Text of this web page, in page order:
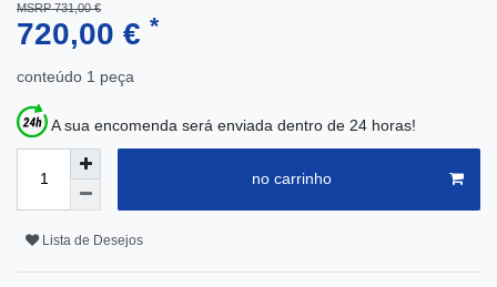
MSRP 731,00 €
720,00 € *
conteúdo 1 peça
A sua encomenda será enviada dentro de 24 horas!
no carrinho
Lista de Desejos